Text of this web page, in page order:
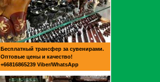
Бесплатный трансфер за сувенирами.
Оптовые цены и качество!
+66816865239 Viber/WhatsApp